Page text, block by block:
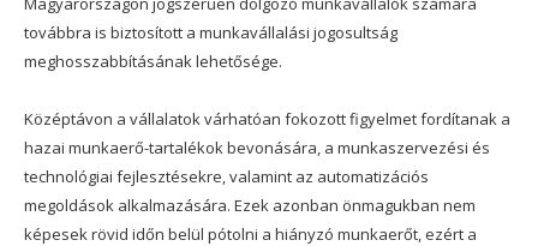
továbbra is biztosított a munkavállalási jogosultság
meghosszabbításának lehetősége.
Középtávon a vállalatok várhatóan fokozott figyelmet fordítanak a
hazai munkaerő-tartalékok bevonására, a munkaszervezési és
technológiai fejlesztésekre, valamint az automatizációs
megoldások alkalmazására. Ezek azonban önmagukban nem
képesek rövid időn belül pótolni a hiányzó munkaerőt, ezért a